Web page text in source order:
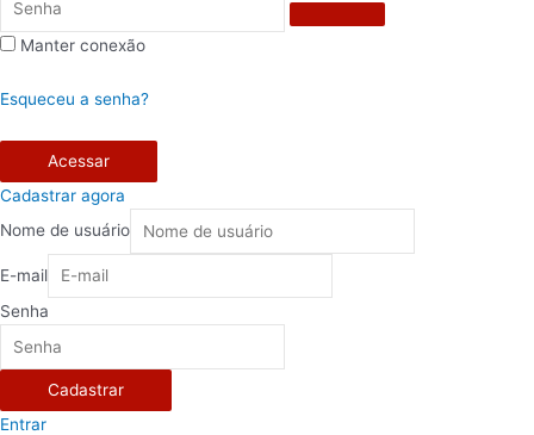
Manter conexão
Esqueceu a senha?
Acessar
Cadastrar agora
Nome de usuário
E-mail
Senha
Cadastrar
Entrar